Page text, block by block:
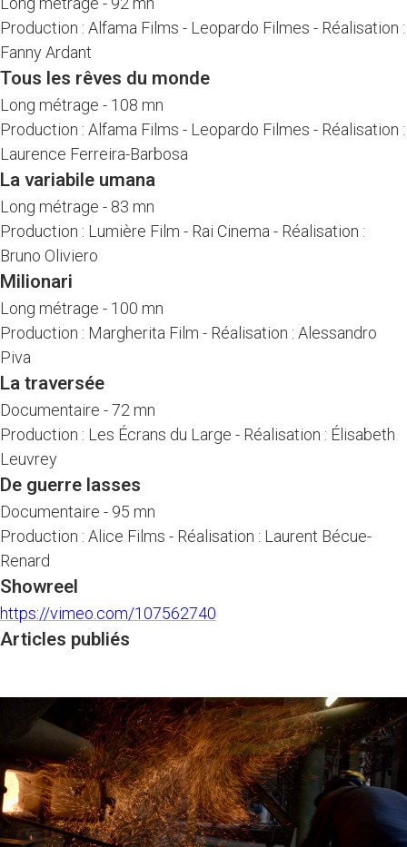
Production : Alfama Films - Leopardo Filmes - Réalisation :
Fanny Ardant
Tous les rêves du monde
Long métrage - 108 mn
Production : Alfama Films - Leopardo Filmes - Réalisation :
Laurence Ferreira-Barbosa
La variabile umana
Long métrage - 83 mn
Production : Lumière Film - Rai Cinema - Réalisation :
Bruno Oliviero
Milionari
Long métrage - 100 mn
Production : Margherita Film - Réalisation : Alessandro
Piva
La traversée
Documentaire -72 mn
Production : Les Écrans du Large - Réalisation : Élisabeth
Leuvrey
De guerre lasses
Documentaire - 95 mn
Production : Alice Films - Réalisation : Laurent Bécue-
Renard
Showreel
https://vimeo.com/107562740
Articles publiés